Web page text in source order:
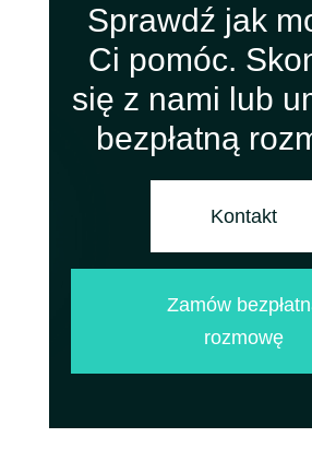
Sprawdź jak
Ci pomóc.
się z nami lub
bezpłatną
Kontakt
Zamów
rozmowę